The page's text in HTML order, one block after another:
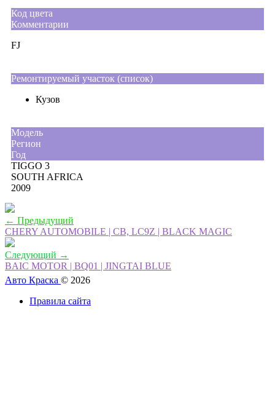
Код цвета
Комментарии
FJ
Ремонтируемый участок (список)
Кузов
Moдель
Регион
Год
TIGGO 3
SOUTH AFRICA
2009
← Предыдущий
CHERY AUTOMOBILE | CB, LC9Z | BLACK MAGIC
Следующий →
BAIC MOTOR | BQ01 | JINGTAI BLUE
Авто Краска © 2026
Правила сайта